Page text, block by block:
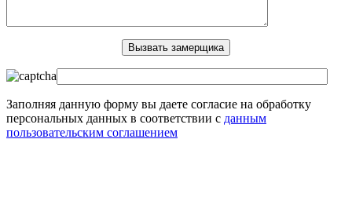
Заполняя данную форму вы даете согласие на обработку
персональных данных в соответствии с данным
пользовательским соглашением